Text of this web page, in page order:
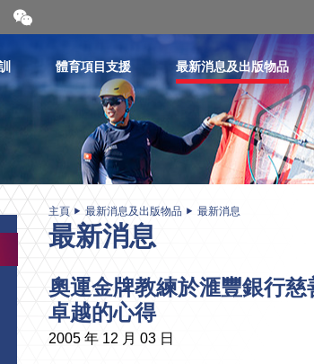
開
合
二
維
體育項目支援 最新消息及出版物品
主頁 最新消息及出版物品 最新消息
最新消息
奧運金牌教練於滙豐銀行
卓越的心得
2005 年 12 月 03 日